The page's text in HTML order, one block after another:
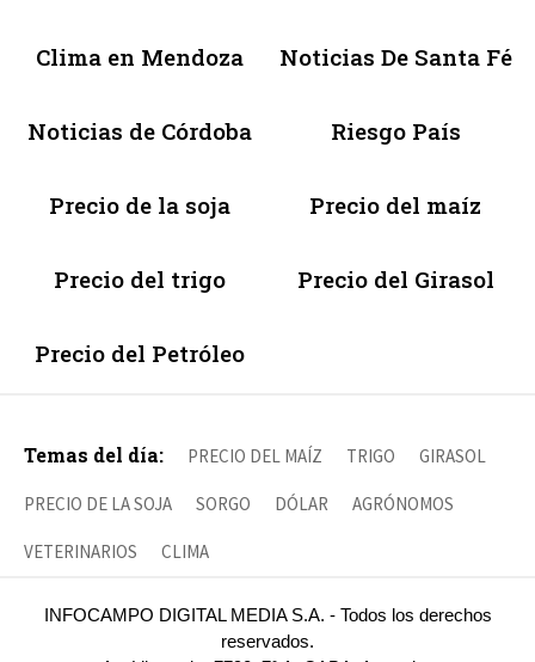
Clima en Mendoza Noticias De Santa Fé
Noticias de Córdoba Riesgo País
Precio de la soja Precio del maíz
Precio del trigo Precio del Girasol
Precio del Petróleo
Temas del día: PRECIO DEL MAÍZ TRIGO GIRASOL
PRECIO DE LA SOJA SORGO DÓLAR AGRÓNOMOS
VETERINARIOS CLIMA
INFOCAMPO DIGITAL MEDIA S.A. - Todos los derechos
reservados.